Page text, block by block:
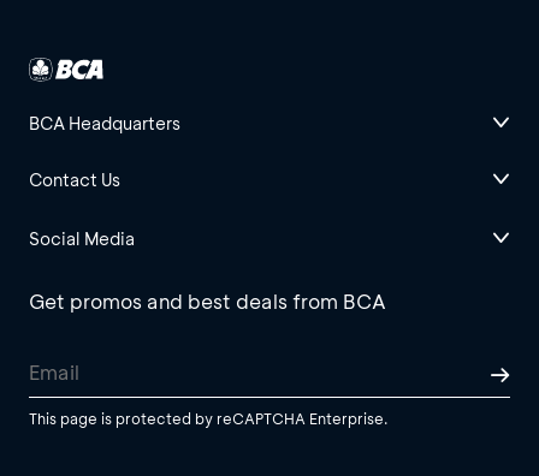
BCA Headquarters
Contact Us
Social Media
Get promos and best deals from BCA
This page is protected by reCAPTCHA Enterprise.